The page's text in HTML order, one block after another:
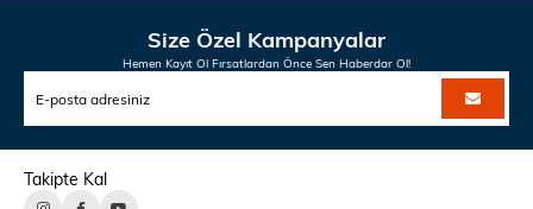
Size Özel Kampanyalar
Hemen Kayıt Ol Fırsatlardan Önce Sen Haberdar Ol!
Takipte Kal